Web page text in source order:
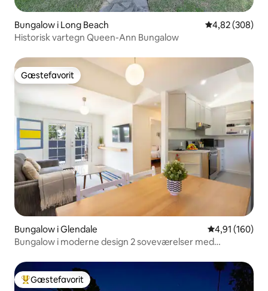
Bungalow i Long Beach 4,82 ud af 5 i
4,82 (308)
Historisk vartegn Queen-Ann Bungalow
Gæstefavorit
Gæstefavorit
Bungalow i Glendale 4,91 ud af 5 i
4,91 (160)
Bungalow i moderne design 2 soveværelser med
Bedste gæstefavorit
Gæstefavorit